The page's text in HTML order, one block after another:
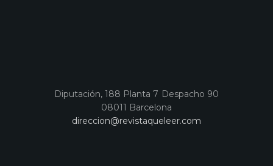
Diputación, 188 Planta 7 Despacho 90
08011 Barcelona
direccion@revistaqueleer.com